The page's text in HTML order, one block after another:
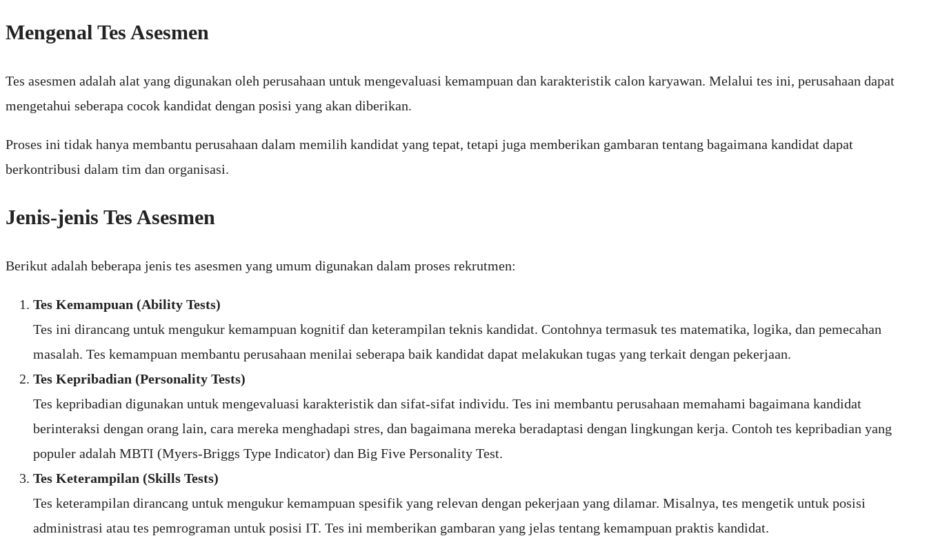
Mengenal Tes Asesmen
Tes asesmen adalah alat yang digunakan oleh perusahaan untuk mengevaluasi kemampuan dan karakteristik calon karyawan. Melalui tes ini, perusahaan dapat
mengetahui seberapa cocok kandidat dengan posisi yang akan diberikan.
Proses ini tidak hanya membantu perusahaan dalam memilih kandidat yang tepat, tetapi juga memberikan gambaran tentang bagaimana kandidat dapat
berkontribusi dalam tim dan organisasi.
Jenis-jenis Tes Asesmen
Berikut adalah beberapa jenis tes asesmen yang umum digunakan dalam proses rekrutmen:
Tes Kemampuan (Ability Tests)
Tes ini dirancang untuk mengukur kemampuan kognitif dan keterampilan teknis kandidat. Contohnya termasuk tes matematika, logika, dan pemecahan
masalah. Tes kemampuan membantu perusahaan menilai seberapa baik kandidat dapat melakukan tugas yang terkait dengan pekerjaan.
Tes Kepribadian (Personality Tests)
Tes kepribadian digunakan untuk mengevaluasi karakteristik dan sifat-sifat individu. Tes ini membantu perusahaan memahami bagaimana kandidat
berinteraksi dengan orang lain, cara mereka menghadapi stres, dan bagaimana mereka beradaptasi dengan lingkungan kerja. Contoh tes kepribadian yang
populer adalah MBTI (Myers-Briggs Type Indicator) dan Big Five Personality Test.
Tes Keterampilan (Skills Tests)
Tes keterampilan dirancang untuk mengukur kemampuan spesifik yang relevan dengan pekerjaan yang dilamar. Misalnya, tes mengetik untuk posisi
administrasi atau tes pemrograman untuk posisi IT. Tes ini memberikan gambaran yang jelas tentang kemampuan praktis kandidat.